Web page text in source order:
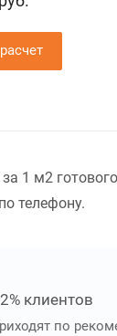
1 м2
телефону.
клиентов
по